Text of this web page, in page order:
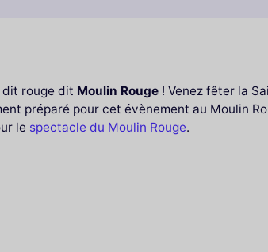
dit rouge dit Moulin Rouge ! Venez fêter la
préparé pour cet évènement au Moulin
le spectacle du Moulin Rouge.